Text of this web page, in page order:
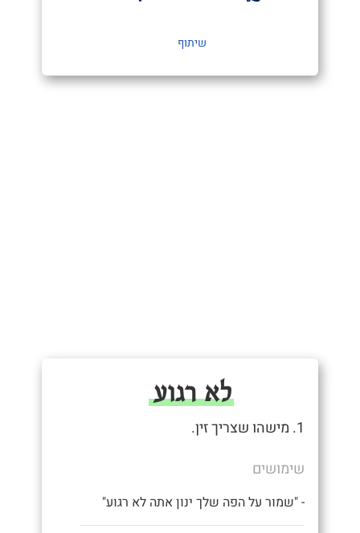
שיתוף
לא רגוע
1. מישהו שצריך זין.
שימושים
- "שמור על הפה שלך ינון אתה לא רגוע"